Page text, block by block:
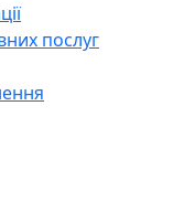
послуг